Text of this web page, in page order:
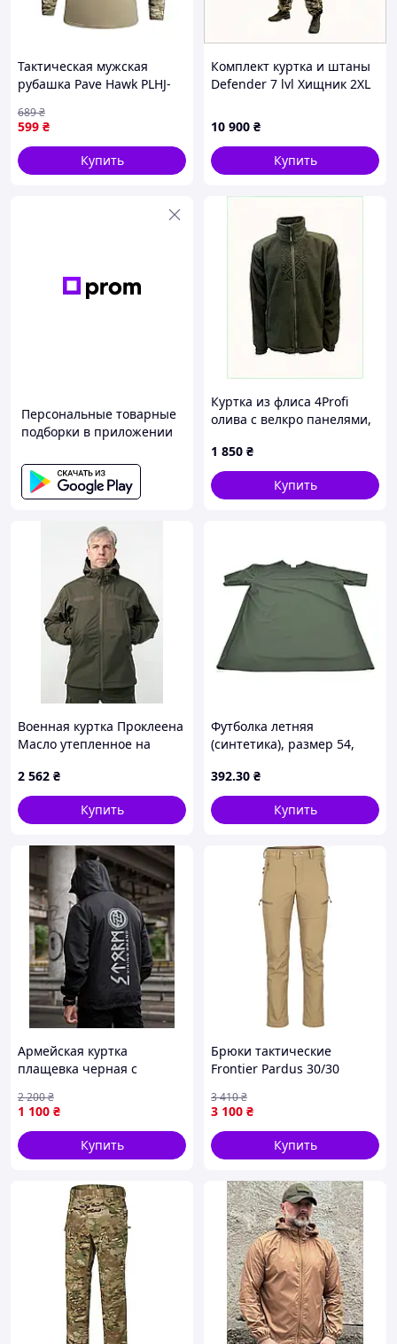
Тактическая мужская
рубашка Pave Hawk PLHJ-
599 ₴
689₴
Купить
Комплект куртка и штаны
Defender 7 lvl Хищник 2XL
10 900 ₴
Купить
Персональные товарные
подборки в приложении
Куртка из флиса 4Profi
олива с велкро панелями,
1 850 ₴
Купить
Военная куртка Проклеена
Масло утепленное на
БАТАЛЫ
2 562 ₴
Купить
Футболка летняя
(синтетика), размер 54,
392.30 ₴
Купить
Армейская куртка
плащевка черная с
мужская ветровка черная
штурмовка
1 100 ₴
2 200₴
Купить
Брюки тактические
Frontier Pardus 30/30
Elmwood 1922-VO
3 100 ₴
3 410₴
Купить